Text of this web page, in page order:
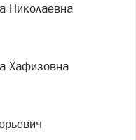
Николаевна
Хафизовна